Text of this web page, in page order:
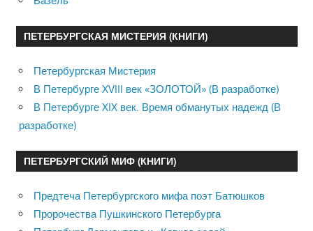
ПЕТЕРБУРГСКАЯ МИСТЕРИЯ (КНИГИ)
Петербургская Мистерия
В Петербурге XVIII век «ЗОЛОТОЙ» (В разработке)
В Петербурге XIX век. Время обманутых надежд (В
разработке)
ПЕТЕРБУРГСКИЙ МИФ (КНИГИ)
Предтеча Петербургского мифа поэт Батюшков
Пророчества Пушкинского Петербурга